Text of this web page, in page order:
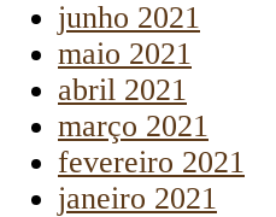
junho 2021
maio 2021
abril 2021
março 2021
fevereiro 2021
janeiro 2021